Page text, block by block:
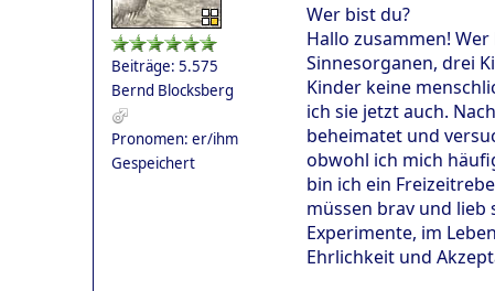
Beiträge: 5.575
Bernd Blocksberg
Pronomen: er/ihm
Gespeichert
Wer bist du?
Hallo zusammen!
Sinnesorganen, drei
Kinder keine
ich sie jetzt auch.
beheimatet und
obwohl ich mich
bin ich ein
müssen brav und lieb
Experimente, im
Ehrlichkeit und